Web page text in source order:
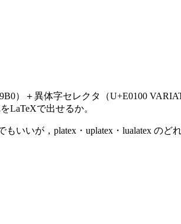
）＋異体字セレクタ（U+E0100
LaTeXで出せるか。
いいが，platex・uplatex・lualatex のど